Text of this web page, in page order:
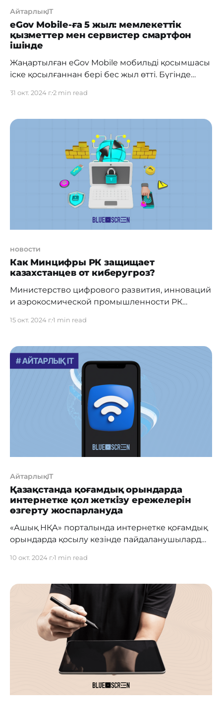
АйтарлықIT
eGov Mobile-ға 5 жыл: мемлекеттік
қызметтер мен сервистер смартфон
ішінде
Жаңартылған eGov Mobile мобильді қосымшасы
іске қосылғаннан бері бес жыл өтті. Бүгінде
қолданушысы болып табылады және бұл
пайдаланушыға мемлекеттік қызметтерді
жылы іске қосылып, mGov деп аталған болатын.
Онда мекенжай анықтамасын, зейнетақы
анықтамасын, жылжымайтын мүліктің
31 окт. 2024 г.2 min read
новости
Как Минцифры РК защищает
казахстанцев от киберугроз?
Министерство цифрового развития, инноваций
и аэрокосмической промышленности РК
усиление кибергигиены и защиту
возросшие киберугрозы, Минцифры активно
усиливает меры по обеспечению цифровой
безопасности страны. По словам председателя
Комитета по информационной безопасности
Руслана Абдикаликова, за 3 квартал проведены
проверки, в ходе
15 окт. 2024 г.1 min read
АйтарлықIT
Қазақстанда қоғамдық орындарда
интернетке қол жеткізу ережелерін
өзгерту жоспарлануда
«Ашық НҚА» порталында интернетке қоғамдық
орындарда қосылу кезінде пайдаланушыларды
өзгерістер: • EGov арқылы авторизация:
Қосылуға арналған жаңа нұсқа ұсынылады –
енді пайдаланушылар дәстүрлі SMS
авторизациясына балама ретінде EGov арқылы
авторизациядан өте алады. • Пароль алу
тәсілдері: Жаңа әдістер қосылды – бір реттік
10 окт. 2024 г.1 min read